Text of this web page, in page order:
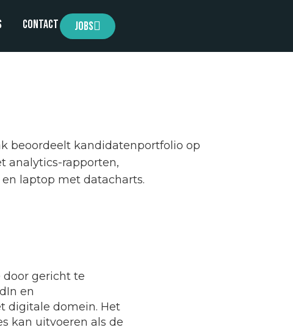
Contact Jobs
gericht te
en
digitale domein. Het
kan uitvoeren als de